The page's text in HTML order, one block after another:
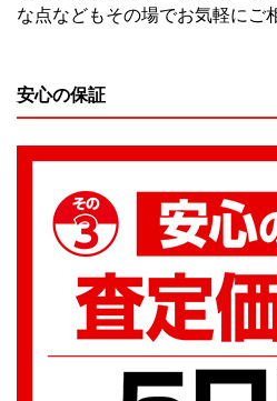
な点などもその場でお気軽にご
安心の保証